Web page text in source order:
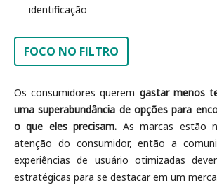
identificação
FOCO NO FILTRO
Os consumidores querem gastar menos
uma superabundância de opções para
o que eles precisam. As marcas estão
atenção do consumidor, então a
experiências de usuário otimizadas
estratégicas para se destacar em um